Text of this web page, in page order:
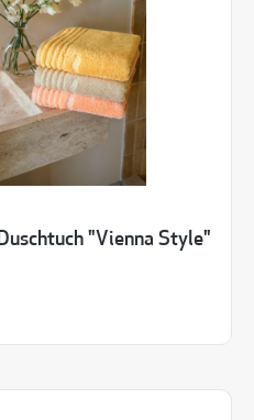
"Vienna Style"